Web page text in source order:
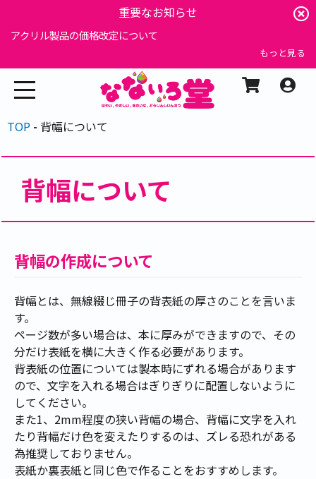
重要なお知らせ
アクリル製品の価格改定について
もっと見る
TOP 背幅について
背幅について
背幅の作成について
背幅とは、無線綴じ冊子の背表紙の厚さのことを言いま
す。
ページ数が多い場合は、本に厚みができますので、その
分だけ表紙を横に大きく作る必要があります。
背表紙の位置については製本時にずれる場合があります
ので、文字を入れる場合はぎりぎりに配置しないように
してください。
また1、2mm程度の狭い背幅の場合、背幅に文字を入れ
たり背幅だけ色を変えたりするのは、ズレる恐れがある
為推奨しておりません。
表紙か裏表紙と同じ色で作ることをおすすめします。